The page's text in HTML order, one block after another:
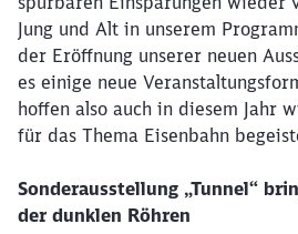
Jung und Alt in unserem
der Eröffnung unserer neuen
es einige neue
hoffen also auch in diesem Jahr
für das Thema Eisenbahn
Sonderausstellung „Tunnel“
der dunklen Röhren